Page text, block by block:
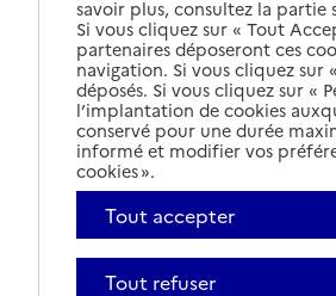
savoir plus, consultez la
Si vous cliquez sur « Tout
partenaires déposeront ces
navigation. Si vous cliquez sur
déposés. Si vous cliquez sur «
l’implantation de cookies
conservé pour une durée
informé et modifier vos
cookies ».
Tout accepter
Tout refuser